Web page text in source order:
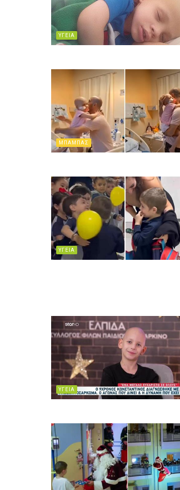
ΥΓΕΙΑ
ΜΠΑΜΠΑΣ
ΥΓΕΙΑ
ΥΓΕΙΑ